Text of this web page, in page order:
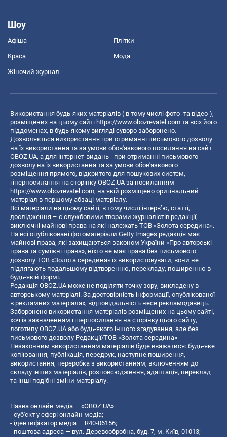
Шоу
Афіша Плітки
Краса Мода
Жіночий журнал
Використання будь-яких матеріалів ( в тому числі фото- та відео-),
розміщених на цьому сайті https://www.obozrevatel.com та всіх його
піддоменах, в будь-якому вигляді суворо заборонено.
Дозволяється використання при отриманні письмового дозволу
на їх використання та за умови обов'язкового посилання на сайт
OBOZ.UA, а для інтернет-видань - при отриманні письмового
дозволу на їх використання та за умови обов'язкового
розміщення прямого, відкритого для пошукових систем,
гіперпосилання на сторінку OBOZ.UA за посиланням
https://www.obozrevatel.com, на якій розміщено оригінальний
матеріал в першому абзаці матеріалу.
Всі матеріали на цьому сайті, в тому числі інтерв’ю, статті,
дослідження – є службовими творами журналістів редакції,
виключні майнові права на які належать ТОВ «Золота середина».
На всі опубліковані фотоматеріали Getty Images редакція має
майнові права, які захищаються законом України «Про авторські
права та суміжні права», ніхто не має права без письмового
дозволу ТОВ «Золота середина» їх використовувати, вони не
підлягають подальшому відтворенню, перекладу, поширенню в
будь-якій формі.
Редакція OBOZ.UA може не поділяти точку зору, викладену в
авторському матеріалі. За достовірність інформації, опублікованої
в рекламних матеріалах, відповідальність несе рекламодавець.
Заборонено використання матеріалів розміщених на цьому сайті,
хоч із зазначенням гіперпосилання на сторінку цього сайту,
логотипу OBOZ.UA або будь-якого іншого згадування, але без
письмового дозволу Редакції/ТОВ «Золота середина»
Незаконним використанням матеріалів буде вважатися: будь-яке
копiювання, публiкацiя, передрук, наступне поширення,
використання, переробка з використанням, включенням до
складу інших матеріалів, розповсюдження, адаптація, переклад
та інші подібні зміни матеріалу.
Назва онлайн медіа — «OBOZ.UA»
- суб'єкт у сфері онлайн медіа;
- ідентифікатор медіа — R40-06156;
- поштова адреса — вул. Деревообробна, буд. 7, м. Київ, 01013;